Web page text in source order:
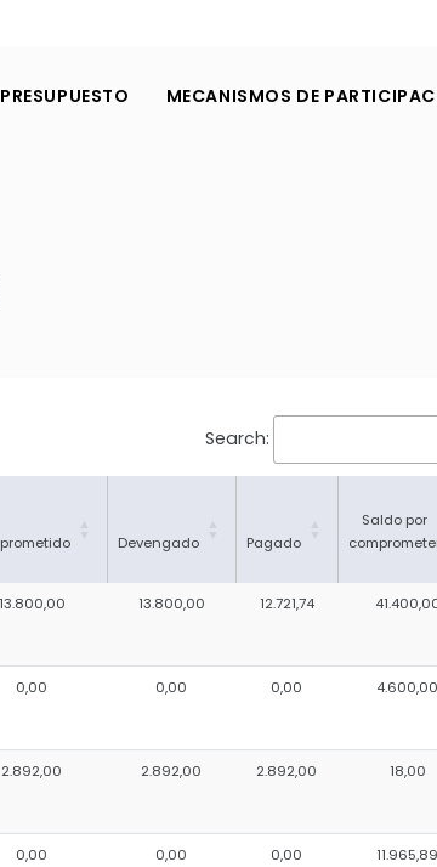
MECANISMOS DE
Search:
Devengado Pagado
Saldo por
13.800,00 13.800,00 12.721,74
0,00 0,00 0,00 4.600,00
2.892,00 2.892,00 2.892,00 18,00
0,00 0,00 0,00 11.965,89